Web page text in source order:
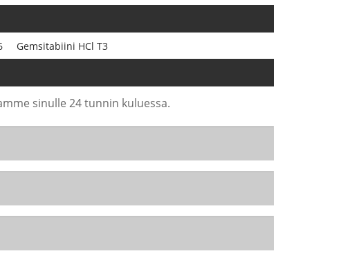
Gemsitabiini HCl T3
sinulle 24 tunnin kuluessa.